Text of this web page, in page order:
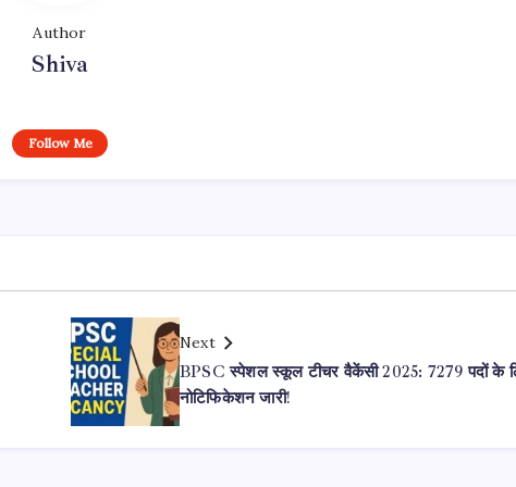
Author
Shiva
Follow Me
Next
BPSC स्पेशल स्कूल टीचर वैकेंसी 2025: 7279 पदों के
नोटिफिकेशन जारी!